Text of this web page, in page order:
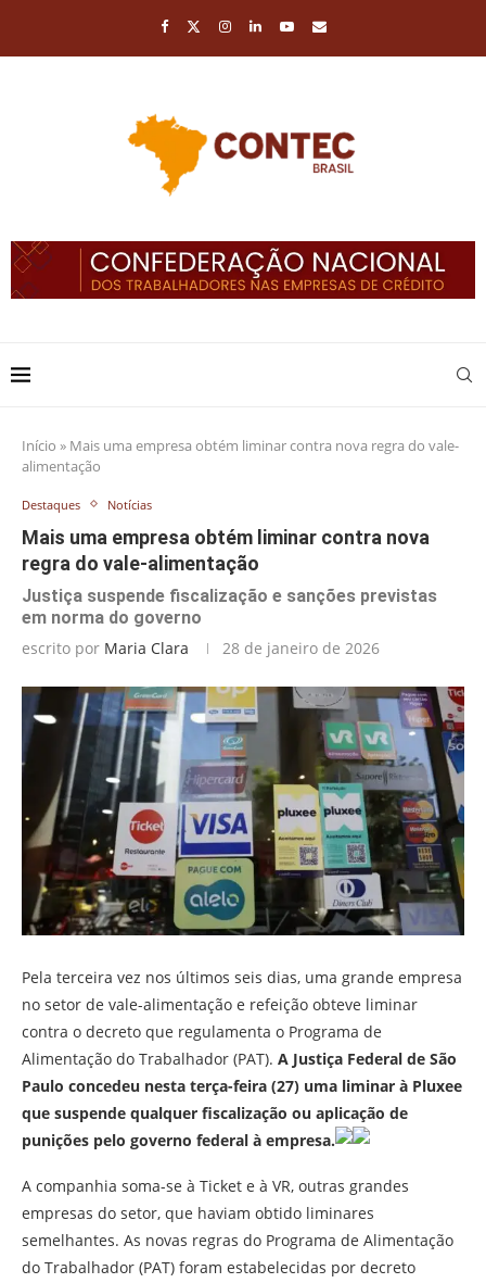
Início » Mais uma empresa obtém liminar contra nova regra do vale-
alimentação
Destaques Notícias
Mais uma empresa obtém liminar contra nova
regra do vale-alimentação
Justiça suspende fiscalização e sanções previstas
em norma do governo
escrito por Maria Clara 28 de janeiro de 2026
Pela terceira vez nos últimos seis dias, uma grande empresa
no setor de vale-alimentação e refeição obteve liminar
contra o decreto que regulamenta o Programa de
Alimentação do Trabalhador (PAT). A Justiça Federal de São
Paulo concedeu nesta terça-feira (27) uma liminar à Pluxee
que suspende qualquer fiscalização ou aplicação de
punições pelo governo federal à empresa.
A companhia soma-se à Ticket e à VR, outras grandes
empresas do setor, que haviam obtido liminares
semelhantes. As novas regras do Programa de Alimentação
do Trabalhador (PAT) foram estabelecidas por decreto